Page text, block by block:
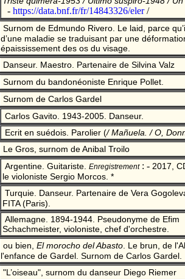
- https://data.bnf.fr/fr/14843326/eler/
Surnom de Edmundo Rivero. Le laid, parce
d’une maladie se traduisant par une
épaississement des os du visage.
Danseur. Maestro. Partenaire de Silvina Valz
Surnom du bandonéoniste Enrique Pollet.
Surnom de Carlos Gardel
Carlos Gavito. 1943-2005. Danseur.
Ecrit en suédois. Parolier (/ Mañuela. / O,
Le Gros, surnom de Anibal Troilo
Argentine. Guitariste. Enregistrement: - 2017,
le violoniste Sergio Morcos. *
Turquie. Danseur. Partenaire de Vera
FITA (Paris).
Allemagne. 1894-1944. Pseudonyme de Efim
Schachmeister, violoniste, chef d'orchestre.
ou bien, El morocho del Abasto Le brun, de
l'enfance de Gardel. Surnom de Carlos Gardel
"L’oiseau", surnom du danseur Diego Riemer